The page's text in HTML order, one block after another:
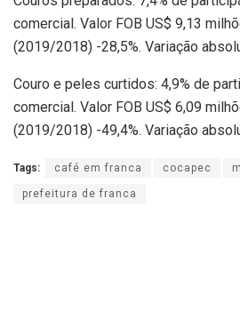
comercial. Valor FOB US$ 9,13
(2019/2018) -28,5%. Variação
Couro e peles curtidos: 4,9% de
comercial. Valor FOB US$ 6,09
(2019/2018) -49,4%. Variação
Tags: café em franca cocapec
prefeitura de franca